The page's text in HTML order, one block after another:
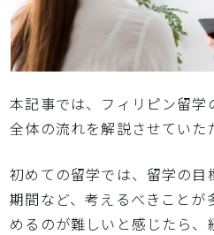
本記事では、フィリピン留学
全体の流れを解説させていた
初めての留学では、留学の目
期間など、考えるべきことが
めるのが難しいと感じたら、